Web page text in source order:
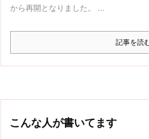
から再開となりました。 ...
記事を読
こんな人が書いてます